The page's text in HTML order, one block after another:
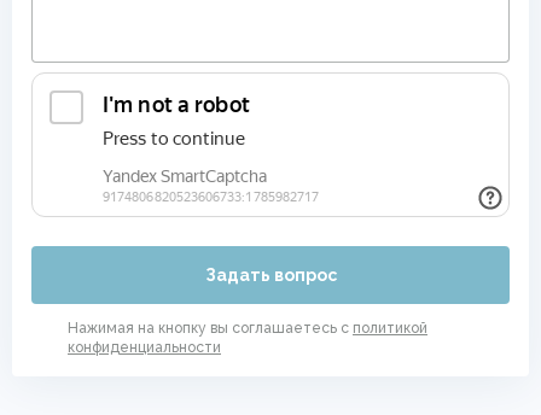
Задать вопрос
Нажимая на кнопку вы соглашаетесь с политикой
конфиденциальности